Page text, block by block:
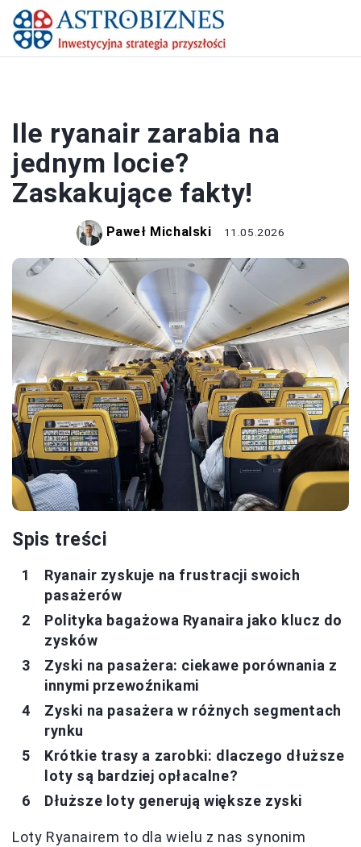
Ile ryanair zarabia na
jednym locie?
Zaskakujące fakty!
Paweł Michalski 11.05.2026
Spis treści
Ryanair zyskuje na frustracji swoich
pasażerów
Polityka bagażowa Ryanaira jako klucz do
zysków
Zyski na pasażera: ciekawe porównania z
innymi przewoźnikami
Zyski na pasażera w różnych segmentach
rynku
Krótkie trasy a zarobki: dlaczego dłuższe
loty są bardziej opłacalne?
Dłuższe loty generują większe zyski
Loty Ryanairem to dla wielu z nas synonim